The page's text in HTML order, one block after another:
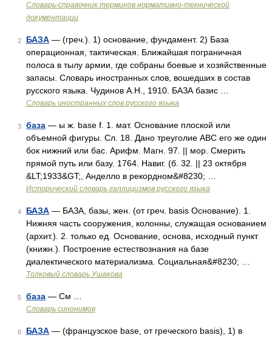
Словарь-справочник терминов нормативно-технической
документации
2 БАЗА — (греч.). 1) основание, фундамент. 2) База
операционная, тактическая. Ближайшая пограничная
полоса в тылу армии, где собраны боевые и хозяйственные
запасы. Словарь иностранных слов, вошедших в состав
русского языка. Чудинов А.Н., 1910. БАЗА базис …
Словарь иностранных слов русского языка
3 база — ы ж. base f. 1. мат. Основание плоской или
объемной фигуры. Сл. 18. Дано треуголие ABC его же один
бок нижний или бас. Арифм. Магн. 97. || мор. Смерить
прямой путь или базу. 1764. Навиг. (б. 32. || 23 октября
&LT;1933&GT;, Анделло в рекордном&#8230; …
Исторический словарь галлицизмов русского языка
4 БАЗА — БАЗА, базы, жен. (от греч. basis Основание). 1.
Нижняя часть сооружения, колонны, служащая основанием
(архит.). 2. только ед. Основание, основа, исходный пункт
(книжн.). Построение естествознания на базе
диалектического материализма. Социальная&#8230; …
Толковый словарь Ушакова
5 база — См …
Словарь синонимов
6 БАЗА — (французское base, от греческого basis), 1) в